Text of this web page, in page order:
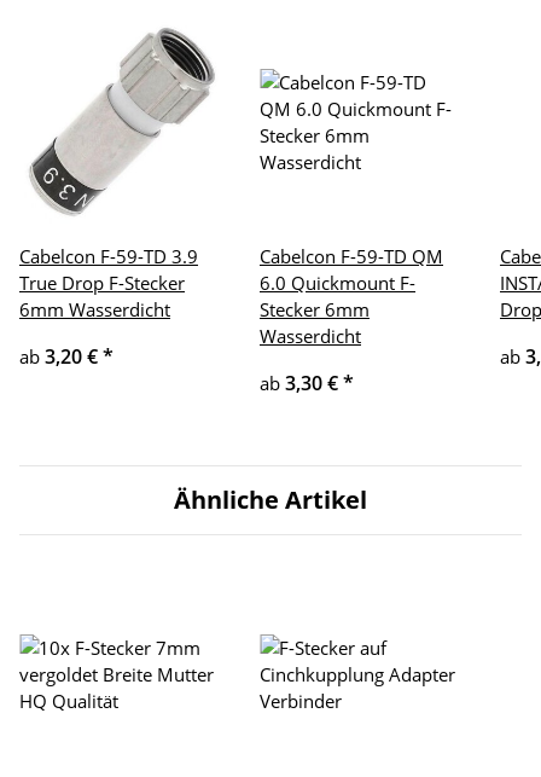
Cabelcon F-59-TD 3.9
True Drop F-Stecker
6mm Wasserdicht
ab 3,20 €*
Cabelcon F-59-TD QM
6.0 Quickmount F-
Stecker 6mm
Wasserdicht
ab 3,30 €*
ab
Ähnliche Artikel